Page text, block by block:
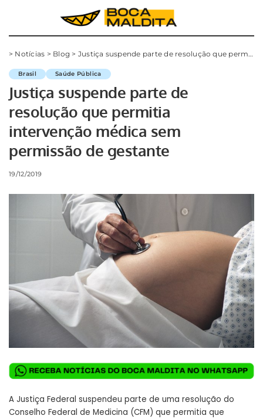
> Notícias > Blog > Justiça suspende parte de resolução que permitia intervenção médica sem permissão de gestante
Brasil Saúde Pública
Justiça suspende parte de
resolução que permitia
intervenção médica sem
permissão de gestante
19/12/2019
A Justiça Federal suspendeu parte de uma resolução do
Conselho Federal de Medicina (CFM) que permitia que